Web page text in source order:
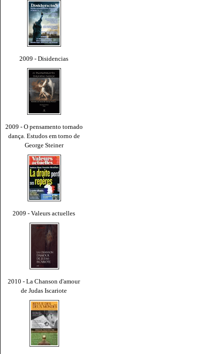
2009 - Disidencias
2009 - O pensamento tornado
dança. Estudos em torno de
George Steiner
2009 - Valeurs actuelles
2010 - La Chanson d'amour
de Judas Iscariote